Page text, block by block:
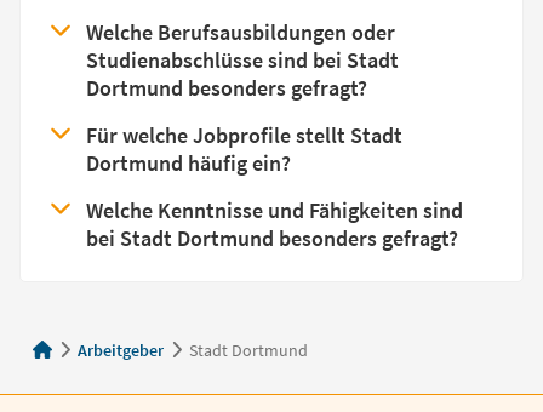
Welche Berufsausbildungen oder
Studienabschlüsse sind bei Stadt
Dortmund besonders gefragt?
Für welche Jobprofile stellt Stadt
Dortmund häufig ein?
Welche Kenntnisse und Fähigkeiten sind
bei Stadt Dortmund besonders gefragt?
Arbeitgeber Stadt Dortmund